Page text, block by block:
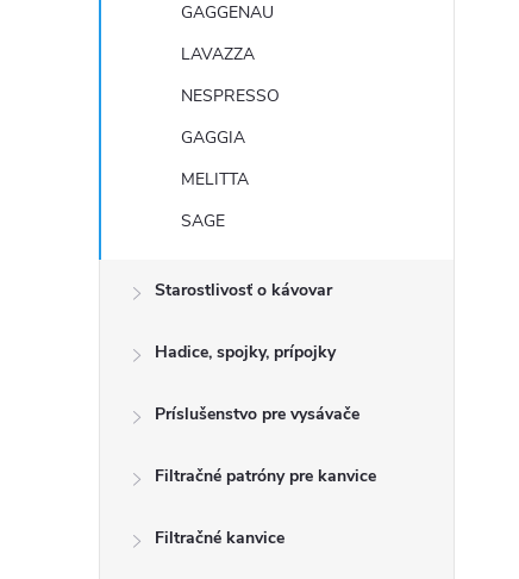
GAGGENAU
LAVAZZA
NESPRESSO
GAGGIA
MELITTA
SAGE
Starostlivosť o kávovar
Hadice, spojky, prípojky
Príslušenstvo pre vysávače
Filtračné patróny pre kanvice
Filtračné kanvice